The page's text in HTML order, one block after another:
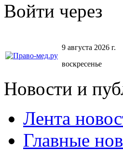
Войти через
9 августа 2026 г.
воскресенье
Новости и
Лента
Главные